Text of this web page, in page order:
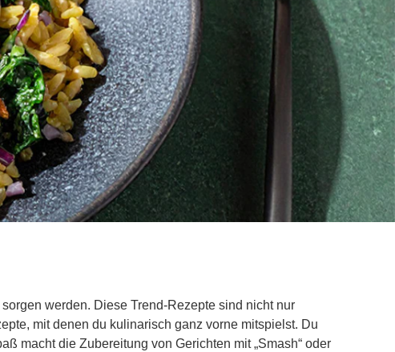
werden. Diese Trend-Rezepte sind nicht nur
mit denen du kulinarisch ganz vorne mitspielst. Du
macht die Zubereitung von Gerichten mit „Smash“ oder